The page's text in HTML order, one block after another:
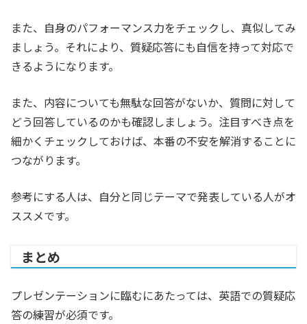
また、自身のパフォーマンス力をチェックし、真似してみ
ましょう。それにより、質疑応答にも自信を持って対応で
きるようになります。
また、内容についても無駄な回答がないか、質問に対して
どう回答しているのかも確認しましょう。注目すべき点を
細かくチェックしておけば、本番の不安を解消することに
つながります。
参考にする人は、自分と同じテーマで発表している人がオ
ススメです。
まとめ
プレゼンテーションに臨むにあたっては、英語での質疑応
答の練習が必須です。